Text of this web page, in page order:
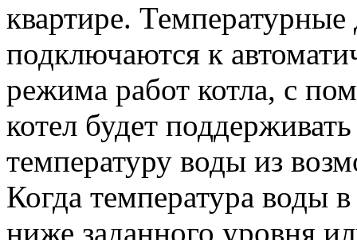
квартире.
подключаются к
режима работ котла, с
котел будет
температуру воды из
Когда температура воды
ниже заданного уровня